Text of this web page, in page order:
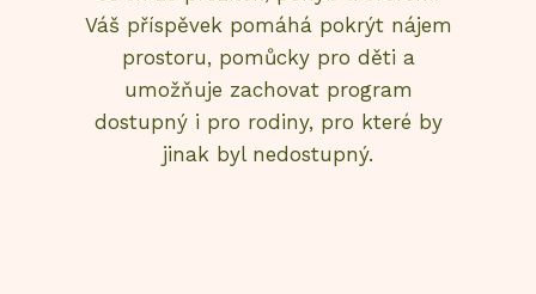
Váš příspěvek pomáhá pokrýt nájem
prostoru, pomůcky pro děti a
umožňuje zachovat program
dostupný i pro rodiny, pro které by
jinak byl nedostupný.